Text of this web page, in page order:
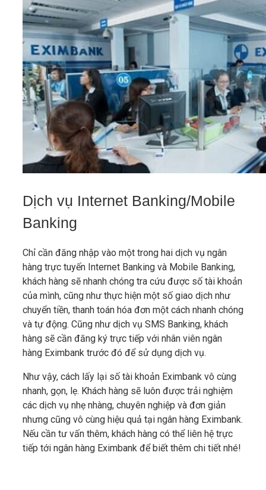
Dịch vụ Internet Banking/Mobile
Banking
Chỉ cần đăng nhập vào một trong hai dịch vụ ngân
hàng trực tuyến Internet Banking và Mobile Banking,
khách hàng sẽ nhanh chóng tra cứu được số tài khoản
của mình, cũng như thực hiện một số giao dịch như
chuyển tiền, thanh toán hóa đơn một cách nhanh chóng
và tự động. Cũng như dịch vụ SMS Banking, khách
hàng sẽ cần đăng ký trực tiếp với nhân viên ngân
hàng Eximbank trước đó để sử dụng dịch vụ.
Như vậy, cách lấy lại số tài khoản Eximbank vô cùng
nhanh, gọn, lẹ. Khách hàng sẽ luôn được trải nghiệm
các dịch vụ nhẹ nhàng, chuyên nghiệp và đơn giản
nhưng cũng vô cùng hiệu quả tại ngân hàng Eximbank.
Nếu cần tư vấn thêm, khách hàng có thể liên hệ trực
tiếp tới ngân hàng Eximbank để biết thêm chi tiết nhé!